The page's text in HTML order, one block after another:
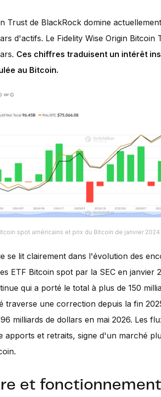
Trust de BlackRock domine
d'actifs. Le Fidelity Wise Origin Bitcoin
Ces chiffres traduisent un intérêt
au Bitcoin.
spot américains et prix du Bitcoin de janvier 2024
se lit clairement dans l'évolution des
ETF Bitcoin spot par la SEC en janvier
qui a porté le total à plus de 150
traverse une correction depuis la fin
milliards de dollars en mai 2026. Les
apports et retraits, signe d'un marché
et fonctionnement